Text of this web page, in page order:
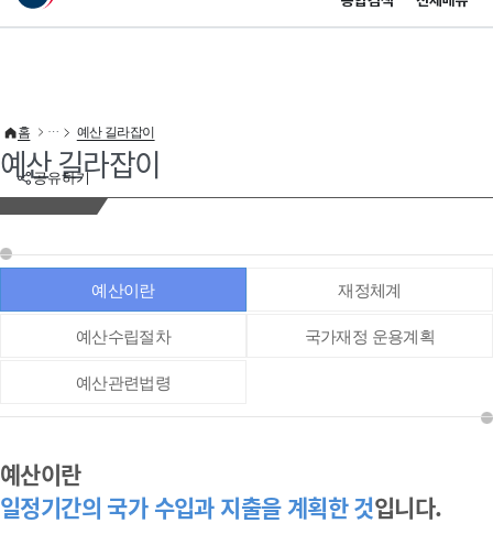
이 누리집은 대한민국 공식 전자정부 누리집입니다.
공유하기
홈 예산 길라잡이
예산 길라잡이
예산이란 재정체계
예산수립절차 국가재정 운용계획
예산관련법령
예산이란
일정기간의 국가 수입과 지출을 계획한 것입니다.